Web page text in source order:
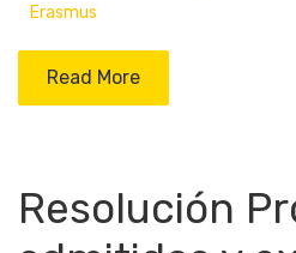
Erasmus
Read More
Resolución